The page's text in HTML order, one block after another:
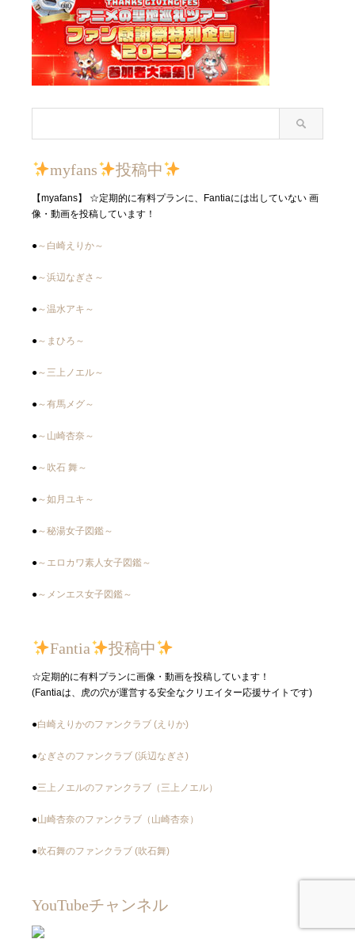
myfans 投稿中
【myafans】 ☆定期的に有料プランに、Fantiaには出していない 画
像・動画を投稿しています！
●～白崎えりか～
●～浜辺なぎさ～
●～温水アキ～
●～まひろ～
●～三上ノエル～
●～有馬メグ～
●～山崎杏奈～
●～吹石 舞～
●～如月ユキ～
●～秘湯女子図鑑～
●～エロカワ素人女子図鑑～
●～メンエス女子図鑑～
Fantia 投稿中
☆定期的に有料プランに画像・動画を投稿しています！
(Fantiaは、虎の穴が運営する安全なクリエイター応援サイトです)
●白崎えりかのファンクラブ (えりか)
●なぎさのファンクラブ (浜辺なぎさ)
●三上ノエルのファンクラブ（三上ノエル）
●山崎杏奈のファンクラブ（山崎杏奈）
●吹石舞のファンクラブ (吹石舞)
YouTubeチャンネル